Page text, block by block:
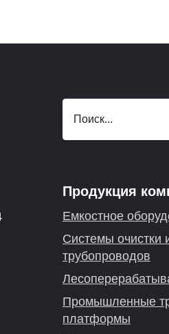
Продукция
Емкостное
Системы очистки
трубопроводов
Промышленные
платформы